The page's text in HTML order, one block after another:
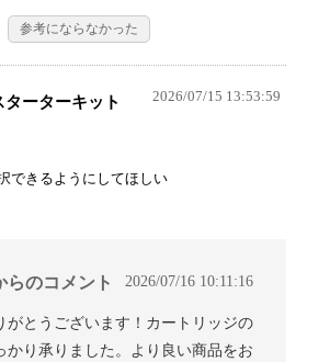
参考にならなかった
ターターキット 2026/07/15 13:53:59
できるようにしてほしい
らのコメント 2026/07/16 10:11:16
がとうございます！カートリッジの
かり承りました。より良い商品をお